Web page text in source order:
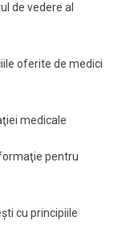
de vedere al
oferite de medici
medicale
pentru
cu principiile